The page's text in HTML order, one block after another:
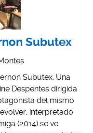
Subutex
Subutex. Una
Despentes dirigida
del mismo
interpretado
(2014) se ve